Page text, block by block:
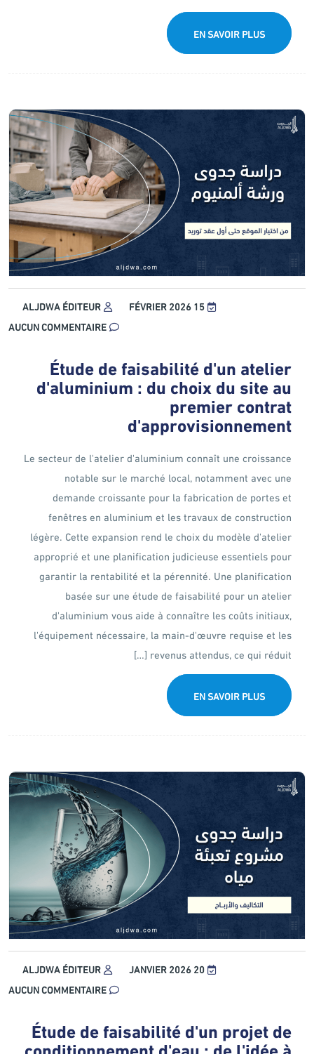
EN SAVOIR PLUS
15 FÉVRIER 2026
ALJDWA ÉDITEUR
AUCUN COMMENTAIRE
Étude de faisabilité d'un atelier
d'aluminium : du choix du site au
premier contrat
d'approvisionnement
Le secteur de l'atelier d'aluminium connaît une croissance
notable sur le marché local, notamment avec une
demande croissante pour la fabrication de portes et
fenêtres en aluminium et les travaux de construction
légère. Cette expansion rend le choix du modèle d'atelier
approprié et une planification judicieuse essentiels pour
garantir la rentabilité et la pérennité. Une planification
basée sur une étude de faisabilité pour un atelier
d'aluminium vous aide à connaître les coûts initiaux,
l'équipement nécessaire, la main-d'œuvre requise et les
revenus attendus, ce qui réduit […]
EN SAVOIR PLUS
20 JANVIER 2026
ALJDWA ÉDITEUR
AUCUN COMMENTAIRE
Étude de faisabilité d'un projet de
conditionnement d'eau : de l'idée à